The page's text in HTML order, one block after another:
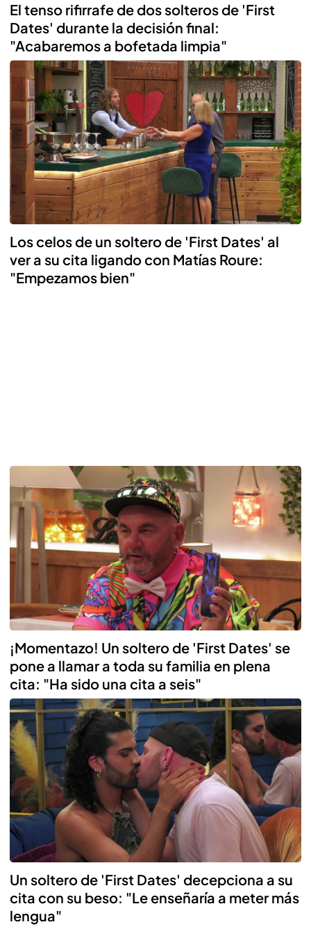
El tenso rifirrafe de dos solteros de 'First
Dates' durante la decisión final:
"Acabaremos a bofetada limpia"
Los celos de un soltero de 'First Dates' al
ver a su cita ligando con Matías Roure:
"Empezamos bien"
¡Momentazo! Un soltero de 'First Dates' se
pone a llamar a toda su familia en plena
cita: "Ha sido una cita a seis"
Un soltero de 'First Dates' decepciona a su
cita con su beso: "Le enseñaría a meter más
lengua"